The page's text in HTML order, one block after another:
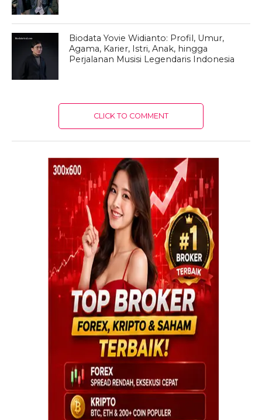
Biodata Yovie Widianto: Profil, Umur,
Agama, Karier, Istri, Anak, hingga
Perjalanan Musisi Legendaris Indonesia
CLICK TO COMMENT